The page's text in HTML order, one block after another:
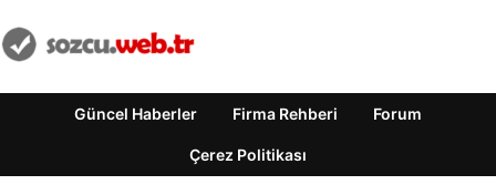
Güncel Haberler Firma Rehberi Forum
Çerez Politikası